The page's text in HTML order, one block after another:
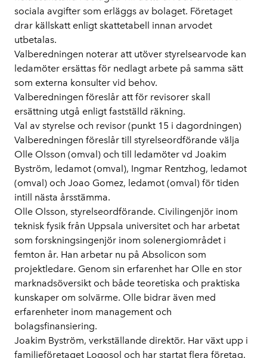
sociala avgifter som erläggs av bolaget. Företaget
drar källskatt enligt skattetabell innan arvodet
utbetalas.
Valberedningen noterar att utöver styrelsearvode kan
ledamöter ersättas för nedlagt arbete på samma sätt
som externa konsulter vid behov.
Valberedningen föreslår att för revisorer skall
ersättning utgå enligt fastställd räkning.
Val av styrelse och revisor (punkt 15 i dagordningen)
Valberedningen föreslår till styrelseordförande välja
Olle Olsson (omval) och till ledamöter vd Joakim
Byström, ledamot (omval), Ingmar Rentzhog, ledamot
(omval) och Joao Gomez, ledamot (omval) för tiden
intill nästa årsstämma.
Olle Olsson, styrelseordförande. Civilingenjör inom
teknisk fysik från Uppsala universitet och har arbetat
som forskningsingenjör inom solenergiområdet i
femton år. Han arbetar nu på Absolicon som
projektledare. Genom sin erfarenhet har Olle en stor
marknadsöversikt och både teoretiska och praktiska
kunskaper om solvärme. Olle bidrar även med
erfarenheter inom management och
bolagsfinansiering.
Joakim Byström, verkställande direktör. Har växt upp i
familjeföretaget Logosol och har startat flera företag.